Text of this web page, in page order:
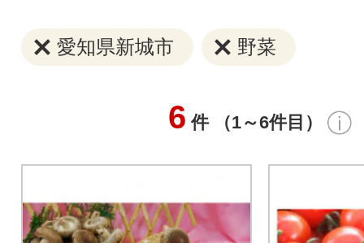
愛知県新城市 野菜
6 件 （1～6件目）